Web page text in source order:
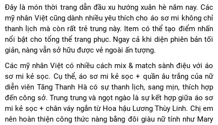
Đây là món thời trang dẫn đầu xu hướng xuân hè năm nay. Các
mỹ nhân Việt cũng dành nhiều yêu thích cho áo sơ mi không chỉ
thanh lịch mà còn rất trẻ trung này. Item có thể tạo điểm nhấn
nổi bật cho tổng thể trang phục. Ngay cả khi diện phiên bản tối
giản, nàng vẫn sở hữu được vẻ ngoài ấn tượng.
Các mỹ nhân Việt có nhiều cách mix & match sành điệu với áo
sơ mi kẻ sọc. Cụ thể, áo sơ mi kẻ sọc + quần âu trắng của nữ
diễn viên Tăng Thanh Hà có sự thanh lịch, sang mịn, thích hợp
đến công sở. Trung trung và ngọt ngào là sự kết hợp giữa áo sơ
mi kẻ sọc + chân váy ngắn từ Hoa hậu Lương Thùy Linh. Chị em
nên hoàn thiện công thức nàng bằng đôi giàu nữ tính như Mary